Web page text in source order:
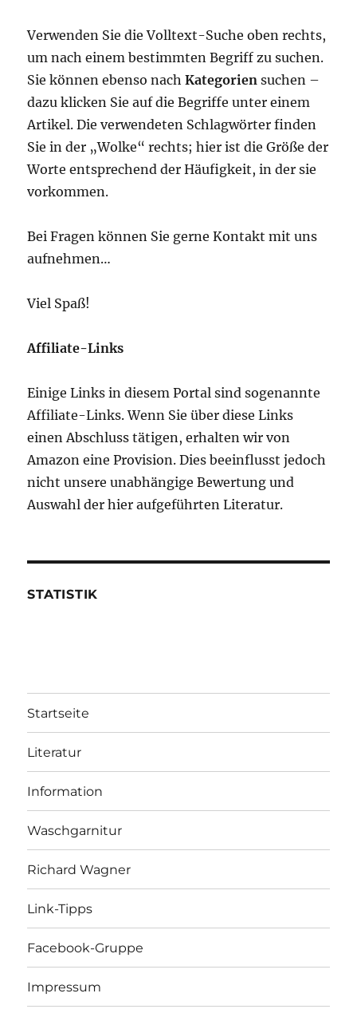
Verwenden Sie die Volltext-Suche oben rechts,
um nach einem bestimmten Begriff zu suchen.
Sie können ebenso nachKategorien suchen –
dazu klicken Sie auf die Begriffe unter einem
Artikel. Die verwendeten Schlagwörter finden
Sie in der „Wolke“ rechts; hier ist die Größe der
Worte entsprechend der Häufigkeit, in der sie
vorkommen.
Bei Fragen können Sie gerne Kontakt mit uns
aufnehmen…
Viel Spaß!
Affiliate-Links
Einige Links in diesem Portal sind sogenannte
Affiliate-Links. Wenn Sie über diese Links
einen Abschluss tätigen, erhalten wir von
Amazon eine Provision. Dies beeinflusst jedoch
nicht unsere unabhängige Bewertung und
Auswahl der hier aufgeführten Literatur.
STATISTIK
Startseite
Literatur
Information
Waschgarnitur
Richard Wagner
Link-Tipps
Facebook-Gruppe
Impressum